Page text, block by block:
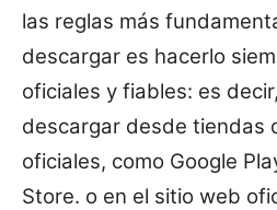
las reglas más
descargar es hacerlo
oficiales y fiables: es
descargar desde tiendas
oficiales, como Google
Store. o en el sitio web